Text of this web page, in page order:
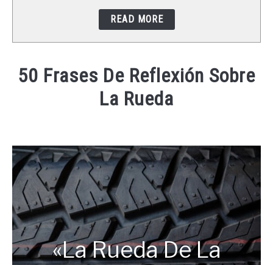
READ MORE
50 Frases De Reflexión Sobre
La Rueda
Ricardo
in
Frases
«La Rueda De La